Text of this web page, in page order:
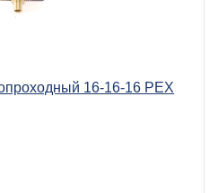
16-16-16 PEX